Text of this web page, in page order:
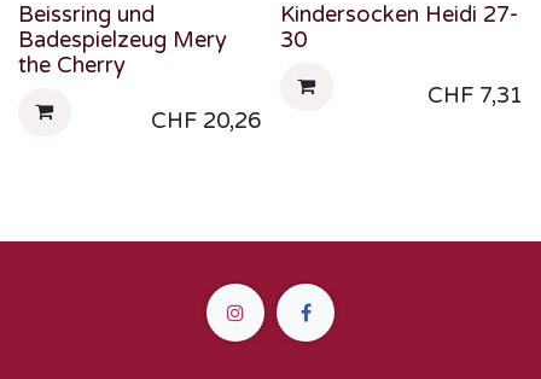
Beissring und
Badespielzeug Mery
the Cherry
CHF 20,26
Kindersocken Heidi 27-
30
CHF 7,31